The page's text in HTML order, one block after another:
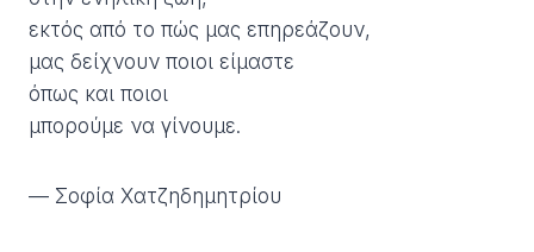
εκτός από το πώς μας επηρεάζουν,
μας δείχνουν ποιοι είμαστε
όπως και ποιοι
μπορούμε να γίνουμε.
— Σοφία Χατζηδημητρίου